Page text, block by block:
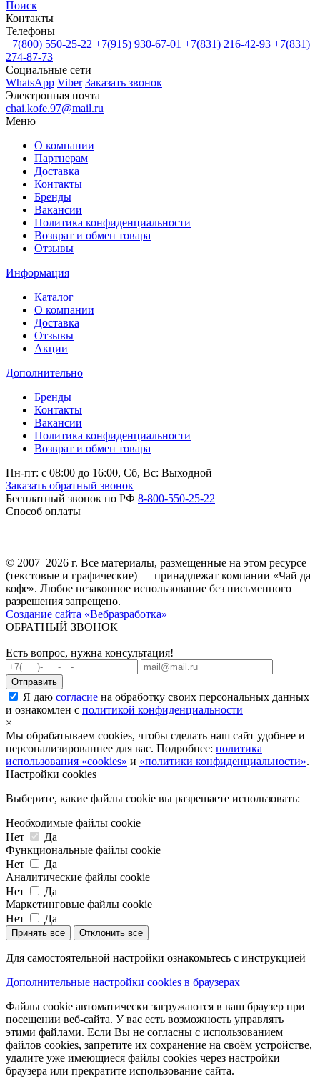
Поиск
Контакты
Телефоны
+7(800) 550-25-22 +7(915) 930-67-01 +7(831) 216-42-93 +7(831)
274-87-73
Социальные сети
WhatsApp Viber Заказать звонок
Электронная почта
chai.kofe.97@mail.ru
Меню
О компании
Партнерам
Доставка
Контакты
Бренды
Вакансии
Политика конфиденциальности
Возврат и обмен товара
Отзывы
Информация
Каталог
О компании
Доставка
Отзывы
Акции
Дополнительно
Бренды
Контакты
Вакансии
Политика конфиденциальности
Возврат и обмен товара
Пн-пт: c 08:00 до 16:00, Сб, Вс: Выходной
Заказать обратный звонок
Бесплатный звонок по РФ 8-800-550-25-22
Способ оплаты
© 2007–2026 г. Все материалы, размещенные на этом ресурсе
(текстовые и графические) — принадлежат компании «Чай да
кофе». Любое незаконное использование без письменного
разрешения запрещено.
Создание сайта «Вебразработка»
ОБРАТНЫЙ ЗВОНОК
Есть вопрос, нужна консультация!
Я даю согласие на обработку своих персональных данных
и ознакомлен с политикой конфиденциальности
×
Мы обрабатываем cookies, чтобы сделать наш сайт удобнее и
персонализированнее для вас. Подробнее: политика
использования «cookies» и «политики конфиденциальности».
Настройки cookies
Выберите, какие файлы cookie вы разрешаете использовать:
Необходимые файлы cookie
Нет
Да
Функциональные файлы cookie
Нет
Да
Аналитические файлы cookie
Нет
Да
Маркетинговые файлы cookie
Нет
Да
Принять все Отклонить все
Для самостоятельной настройки ознакомьтесь с инструкцией
Дополнительные настройки cookies в браузерах
Файлы cookie автоматически загружаются в ваш браузер при
посещении веб-сайта. У вас есть возможность управлять
этими файлами. Если Вы не согласны с использованием
файлов cookies, запретите их сохранение на своём устройстве,
удалите уже имеющиеся файлы cookies через настройки
браузера или прекратите использование сайта.